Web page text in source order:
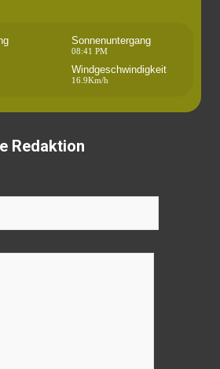
Sonnenuntergang
08:41 PM
Windgeschwindigkeit
16.9Km/h
Redaktion